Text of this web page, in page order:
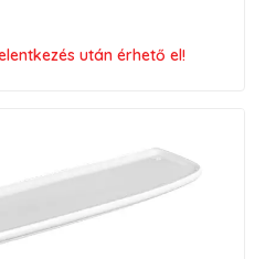
után érhető el!